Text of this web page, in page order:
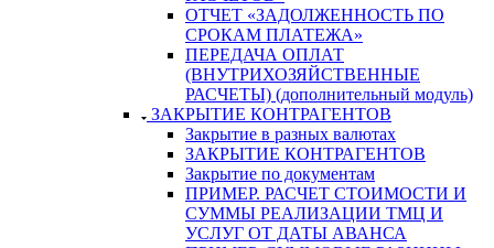
ОТЧЕТ «ЗАДОЛЖЕННОСТЬ ПО
СРОКАМ ПЛАТЕЖА»
ПЕРЕДАЧА ОПЛАТ
(ВНУТРИХОЗЯЙСТВЕННЫЕ
РАСЧЕТЫ) (дополнительный модуль)
ЗАКРЫТИЕ КОНТРАГЕНТОВ
Закрытие в разных валютах
ЗАКРЫТИЕ КОНТРАГЕНТОВ
Закрытие по документам
ПРИМЕР. РАСЧЕТ СТОИМОСТИ И
СУММЫ РЕАЛИЗАЦИИ ТМЦ И
УСЛУГ ОТ ДАТЫ АВАНСА